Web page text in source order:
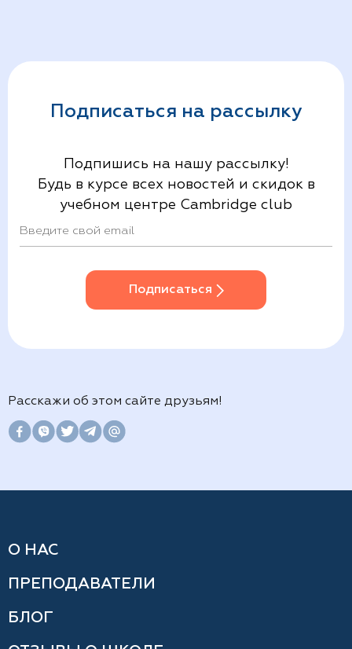
Подписаться на рассылку
Подпишись на нашу рассылку!
Будь в курсе всех новостей и скидок в
учебном центре Cambridge club
Подписаться
Расскажи об этом сайте друзьям!
О НАС
ПРЕПОДАВАТЕЛИ
БЛОГ